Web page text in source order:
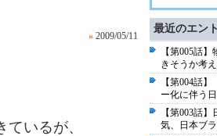
» 2009/05/11
いるが、
最近のエン
【第005話
きそうか考え
【第004話
ー化に伴う
【第003話
気、日本ブ